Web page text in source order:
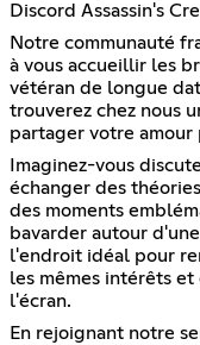
Discord Assassin's
Notre communauté
à vous accueillir les
vétéran de longue
trouverez chez nous
partager votre amour
Imaginez-vous
échanger des
des moments
bavarder autour
l'endroit idéal pour
les mêmes intérêts
l'écran.
En rejoignant notre